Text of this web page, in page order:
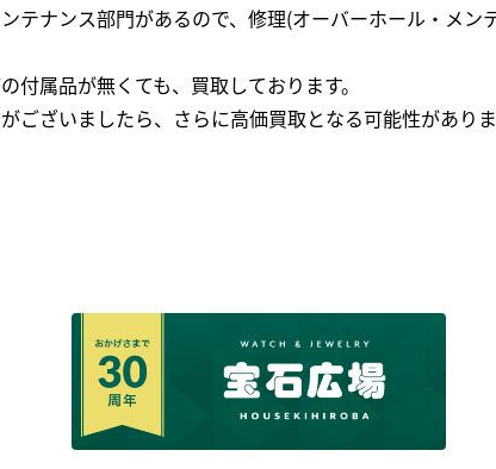
テナンス部門があるので、修理(オーバーホール・メ
付属品が無くても、買取しております。
ございましたら、さらに高価買取となる可能性があり